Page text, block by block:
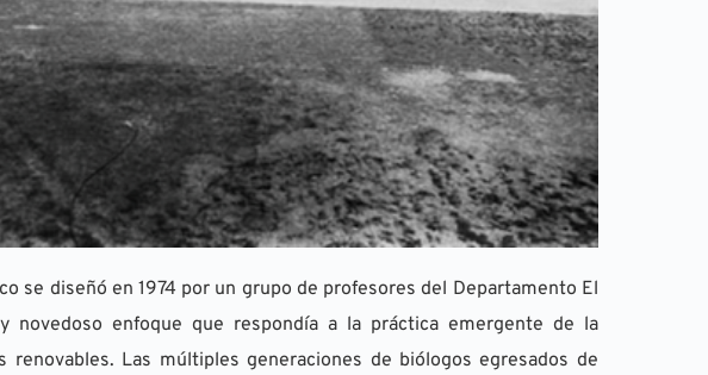
se diseñó en 1974 por un grupo de profesores del Departamento El
enfoque que respondía a la práctica emergente de la
Las múltiples generaciones de biólogos egresados de